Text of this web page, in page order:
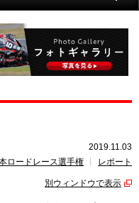
2019.11.03
ロードレース選手権 レポート
別ウィンドウで表示